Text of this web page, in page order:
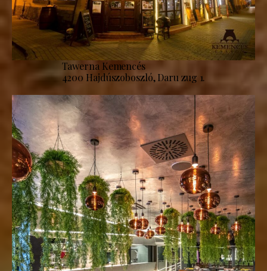
Tawerna Kemencés
4200 Hajdúszoboszló, Daru zug 1.